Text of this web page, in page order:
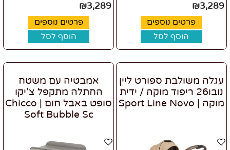
₪3,289
פרטים נוספים
הוסף לסל
₪3,289
פרטים נוספים
הוסף לסל
עגלה משולבת ספורט ליין
נובו26 ריפוד מוקה / ידית
מוקה | Sport Line Novo
אמבטיה עם משטח
החתלה מתקפל צ'יקו
סופט באבל חום | Chicco
Soft Bubble Sc